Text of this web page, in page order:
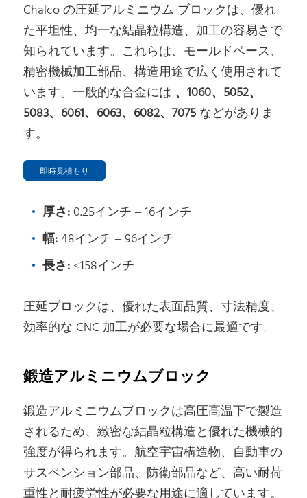
Chalco の圧延アルミニウム ブロックは、優れ
た平坦性、均一な結晶粒構造、加工の容易さで
知られています。これらは、モールドベース、
精密機械加工部品、構造用途で広く使用されて
います。一般的な合金には 、1060、5052、
5083、6061、6063、6082、7075 などがありま
す。
即時見積もり
厚さ:0.25インチ – 16インチ
幅:48インチ – 96インチ
長さ:≤158インチ
圧延ブロックは、優れた表面品質、寸法精度、
効率的な CNC 加工が必要な場合に最適です。
鍛造アルミニウムブロック
鍛造アルミニウムブロックは高圧高温下で製造
されるため、緻密な結晶粒構造と優れた機械的
強度が得られます。航空宇宙構造物、自動車の
サスペンション部品、防衛部品など、高い耐荷